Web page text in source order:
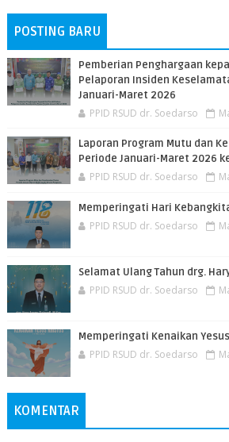
POSTING BARU
Pemberian Penghargaan
Pelaporan Insiden
Januari-Maret 2026
PPID RSUD dr. Soedarso
Laporan Program Mutu dan
Periode Januari-Maret 2026
PPID RSUD dr. Soedarso
Memperingati Hari
PPID RSUD dr. Soedarso
Selamat Ulang Tahun drg.
PPID RSUD dr. Soedarso
Memperingati Kenaikan
PPID RSUD dr. Soedarso
KOMENTAR